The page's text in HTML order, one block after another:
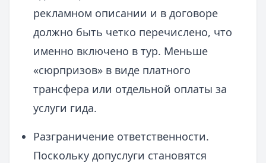
рекламном описании и в договоре
должно быть четко перечислено, что
именно включено в тур. Меньше
«сюрпризов» в виде платного
трансфера или отдельной оплаты за
услуги гида.
Разграничение ответственности.
Поскольку допуслуги становятся